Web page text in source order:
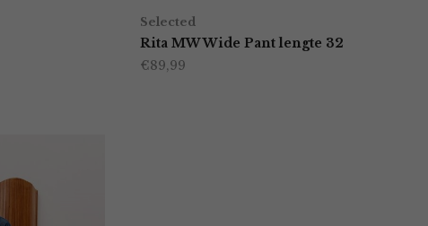
Selected
Rita MW Wide Pant lengte 32
€89,99